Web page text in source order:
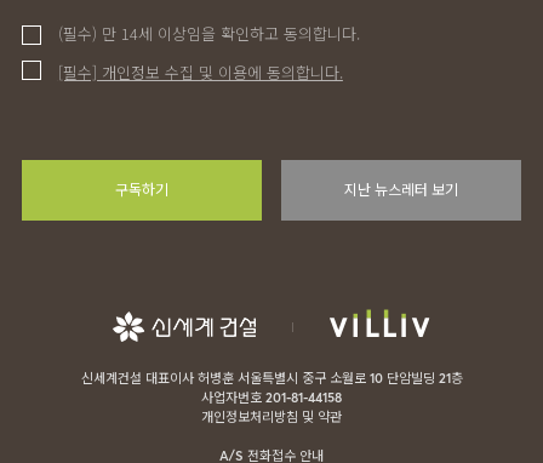
(필수) 만 14세 이상임을 확인하고 동의합니다.
[필수] 개인정보 수집 및 이용에 동의합니다.
구독하기 지난 뉴스레터 보기
신세계건설 대표이사 허병훈 서울특별시 중구 소월로 10 단암빌딩 21층
사업자번호 201-81-44158
개인정보처리방침 및 약관
A/S 전화접수 안내